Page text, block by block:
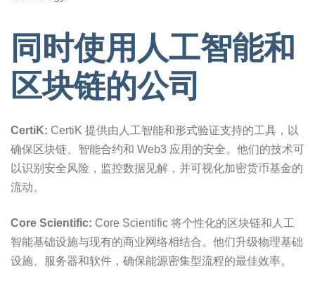
同时使用人工智能和
区块链的公司
CertiK: CertiK 提供由人工智能和形式验证支持的工具，以
确保区块链、智能合约和 Web3 应用的安全。他们的技术可
以识别安全风险，监控数据见解，并可视化加密货币基金的
流动。
Core Scientific: Core Scientific 将个性化的区块链和人工
智能基础设施与现有的商业网络相结合。他们升级物理基础
设施、服务器和软件，确保能源密集型流程的最佳效率。